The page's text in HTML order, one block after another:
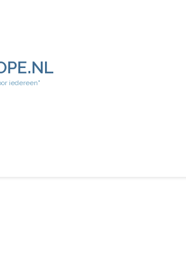
iedereen"